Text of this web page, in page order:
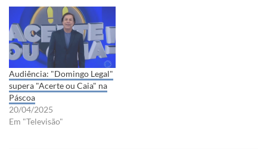
Audiência: "Domingo Legal"
supera "Acerte ou Caia" na
Páscoa
20/04/2025
Em "Televisão"